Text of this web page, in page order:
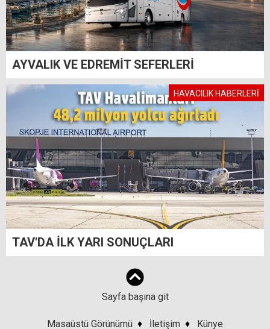
AYVALIK VE EDREMİT SEFERLERİ
HAVACILIK HABERLERİ
TAV'DA İLK YARI SONUÇLARI
Sayfa başına git
Masaüstü Görünümü ♦ İletişim ♦ Künye